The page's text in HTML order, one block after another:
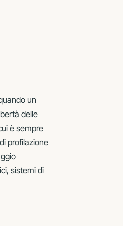
un
delle
è sempre
profilazione
sistemi di